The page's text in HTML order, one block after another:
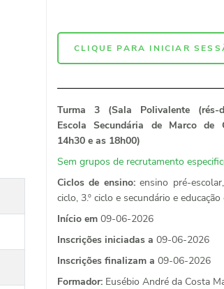
CLIQUE PARA INICIAR
Turma 3 (Sala Polivalente (rés-
Escola Secundária de Marco de
14h30 e as 18h00)
Sem grupos de recrutamento
Ciclos de ensino:ensino pré-escolar,
ciclo, 3.º ciclo e secundário e educação
Início em 09-06-2026
Inscrições iniciadas a 09-06-2026
Inscrições finalizam a 09-06-2026
Formador: Eusébio André da Costa